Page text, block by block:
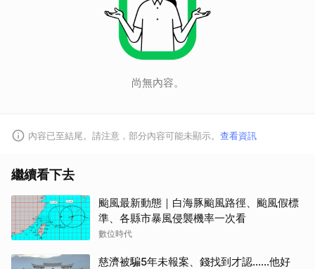
尚無內容。
內容已至結尾。請注意，部分內容可能未顯示。 查看資訊
繼續看下去
颱風最新動態｜白海豚颱風路徑、颱風假標
準、各縣市暴風侵襲機率一次看
數位時代
慈濟被騙5年未報案、錢找到才認......他好